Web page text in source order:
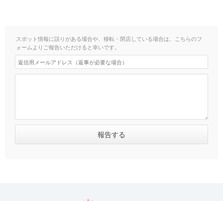
スポット情報に誤りがある場合や、移転・閉店している場合は、こちらのフ
ォームよりご報告いただけると幸いです。